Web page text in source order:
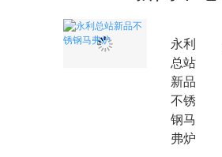
永利
总站
新品
不锈
钢马
弗炉